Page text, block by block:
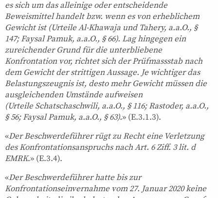
es sich um das alleinige oder entscheidende
Beweismittel handelt bzw. wenn es von erheblichem
Gewicht ist (Urteile Al-Khawaja und Tahery, a.a.O., §
147; Faysal Pamuk, a.a.O., § 66). Lag hingegen ein
zureichender Grund für die unterbliebene
Konfrontation vor, richtet sich der Prüfmassstab nach
dem Gewicht der strittigen Aussage. Je wichtiger das
Belastungszeugnis ist, desto mehr Gewicht müssen die
ausgleichenden Umstände aufweisen
(Urteile Schatschaschwili, a.a.O., § 116; Rastoder, a.a.O.,
§ 56; Faysal Pamuk, a.a.O., § 63).» (E.3.1.3).
«Der Beschwerdeführer rügt zu Recht eine Verletzung
des Konfrontationsanspruchs nach Art. 6 Ziff. 3 lit. d
EMRK.» (E.3.4).
«Der Beschwerdeführer hatte bis zur
Konfrontationseinvernahme vom 27. Januar 2020 keine